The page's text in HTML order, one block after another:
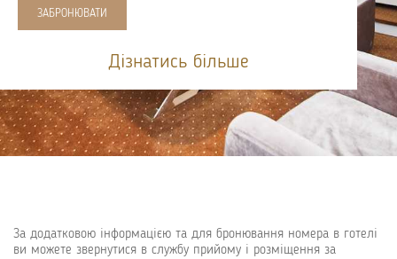
ЗАБРОНЮВАТИ
Дізнатись більше
За додатковою інформацією та для бронювання номера в готелі
ви можете звернутися в службу прийому і розміщення за